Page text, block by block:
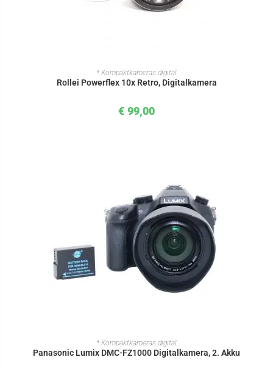
IN DEN WARENKORB
* Kompaktkameras digital
Rollei Powerflex 10x Retro, Digitalkamera
€ 99,00
IN DEN WARENKORB
* Kompaktkameras digital
Panasonic Lumix DMC-FZ1000 Digitalkamera, 2. Akku